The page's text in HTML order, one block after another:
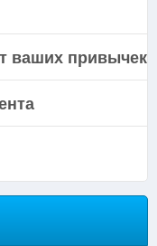
ваших привычек